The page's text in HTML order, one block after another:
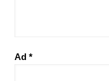
Ad *